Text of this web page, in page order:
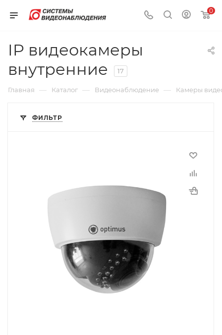
0
IP видеокамеры
внутренние
17
Главная — Каталог — Видеонаблюдение — Камеры
ФИЛЬТР